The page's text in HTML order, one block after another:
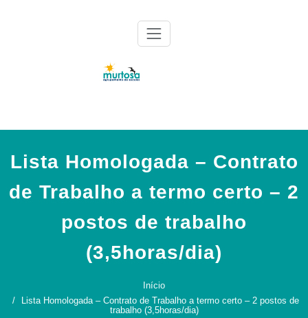
Lista Homologada – Contrato
de Trabalho a termo certo – 2
postos de trabalho
(3,5horas/dia)
Início
Lista Homologada – Contrato de Trabalho a termo certo – 2 postos de
trabalho (3,5horas/dia)